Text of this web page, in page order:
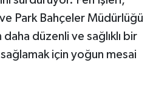
Park Bahçeler Müdürlüğü
düzenli ve sağlıklı bir
için yoğun mesai